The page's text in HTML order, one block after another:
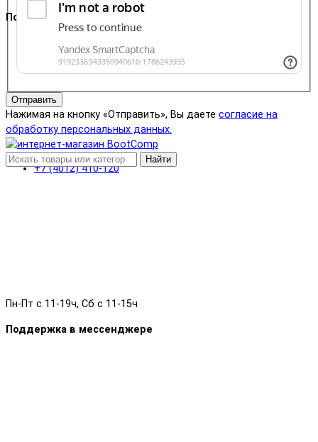
Поддержка
+7 (4012) 410-120
Пн-Пт с 11-19ч, Сб с 11-15ч
Поддержка в мессенджере
Отправить
Нажимая на кнопку «Отправить», Вы даете согласие на
обработку персональных данных.
Найти